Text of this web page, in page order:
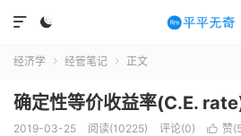


经济学  经管笔记  正文
确定性等价收益率(C.E.
2019-03-25 阅读(10225) 评论(0)  赞(